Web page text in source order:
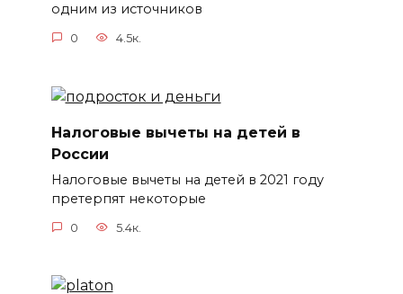
одним из источников
0 4.5к.
Налоговые вычеты на детей в
России
Налоговые вычеты на детей в 2021 году
претерпят некоторые
0 5.4к.